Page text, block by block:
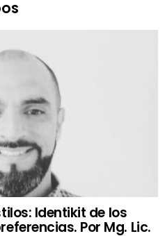
Identikit de los
Por Mg. Lic.